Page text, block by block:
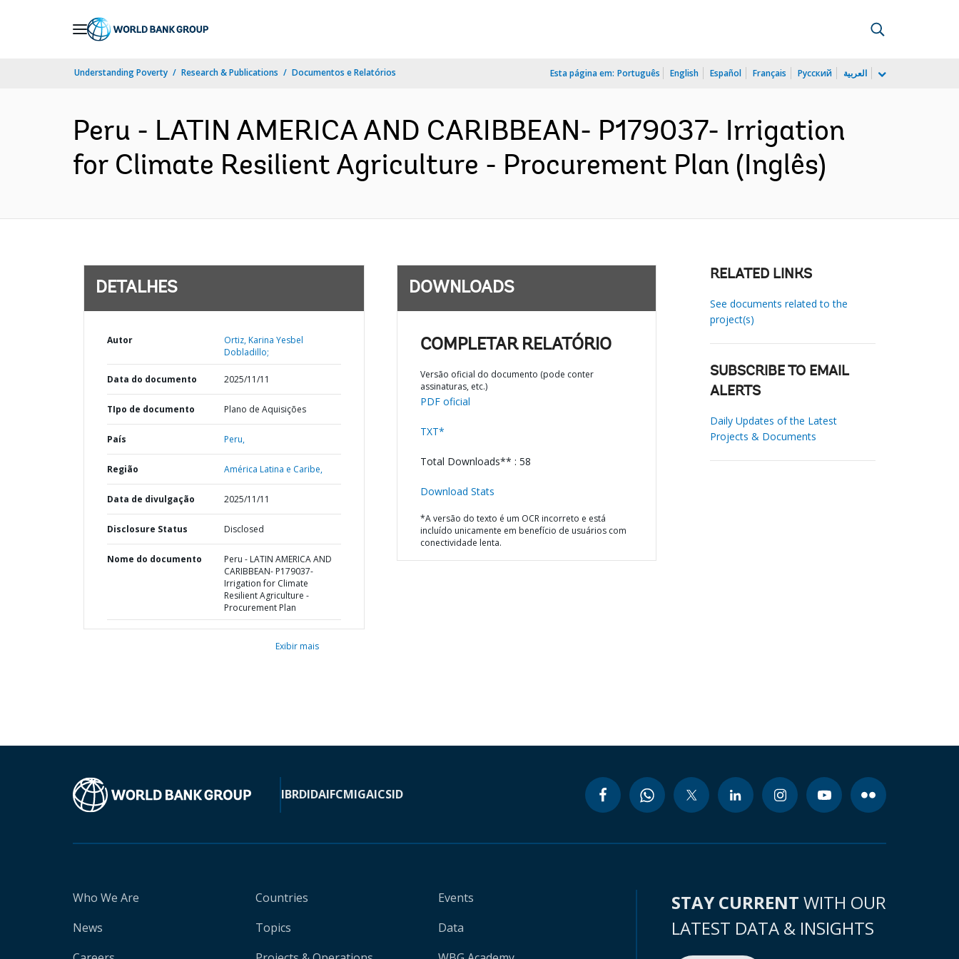
Understanding Poverty Research & Publications Documentos e Relatórios Esta página em: Português English Español Français Русский العربية
Peru - LATIN AMERICA AND CARIBBEAN- P179037- Irrigation
for Climate Resilient Agriculture - Procurement Plan (Inglês)
DETALHES
Autor
Ortiz, Karina Yesbel
Dobladillo;
Data do documento 2025/11/11
TIpo de documento Plano de Aquisições
País Peru,
Região América Latina e Caribe,
Data de divulgação 2025/11/11
Disclosure Status Disclosed
Nome do documento
Peru - LATIN AMERICA AND
CARIBBEAN- P179037-
Irrigation for Climate
Resilient Agriculture -
Procurement Plan
Exibir mais
DOWNLOADS
COMPLETAR RELATÓRIO
Versão oficial do documento (pode conter
assinaturas, etc.)
PDF oficial
TXT*
Total Downloads** : 58
Download Stats
*A versão do texto é um OCR incorreto e está
incluído unicamente em benefício de usuários com
conectividade lenta.
RELATED LINKS
See documents related to the
project(s)
SUBSCRIBE TO EMAIL
ALERTS
Daily Updates of the Latest
Projects & Documents
IBRDIDAIFCMIGAICSID
Who We Are
News
Countries
Topics
Events
Data
STAY CURRENT WITH OUR
LATEST DATA & INSIGHTS